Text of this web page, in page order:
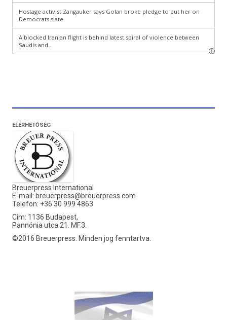
ELÉRHETŐSÉG
Breuerpress International
E-mail: breuerpress@breuerpress.com
Telefon: +36 30 999 4863
Cím: 1136 Budapest,
Pannónia utca 21. MF.3.
©2016 Breuerpress. Minden jog fenntartva.